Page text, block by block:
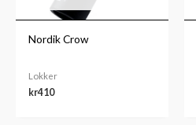
Nordik Crow
Lokker
kr410